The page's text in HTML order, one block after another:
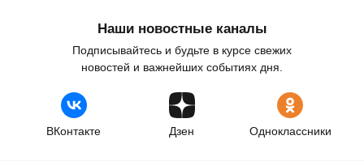
Наши новостные каналы
Подписывайтесь и будьте в курсе свежих
новостей и важнейших событиях дня.
ВКонтакте Дзен Одноклассники